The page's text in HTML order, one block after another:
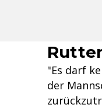
"Es darf
der